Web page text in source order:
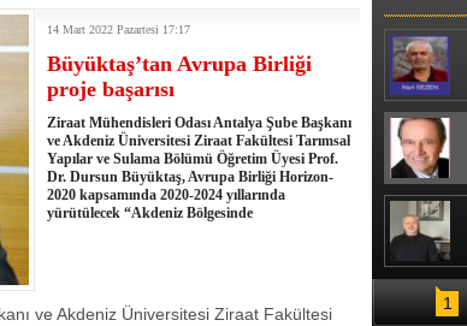
14 Mart 2022 Pazartesi 17:17
Büyüktaş’tan Avrupa Birliği
proje başarısı
Ziraat Mühendisleri Odası Antalya Şube Başkanı
ve Akdeniz Üniversitesi Ziraat Fakültesi Tarımsal
Yapılar ve Sulama Bölümü Öğretim Üyesi Prof.
Dr. Dursun Büyüktaş, Avrupa Birliği Horizon-
2020 kapsamında 2020-2024 yıllarında
yürütülecek “Akdeniz Bölgesinde
ve Akdeniz Üniversitesi Ziraat Fakültesi
1